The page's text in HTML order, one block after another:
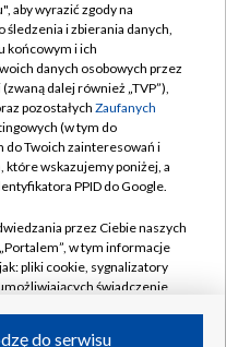
TVP
aby wyrazić zgody na
i zbierania danych,
końcowym i ich
danych osobowych przez
dalej również „TVP”),
pozostałych Zaufanych
(w tym do
do Twoich zainteresowań i
które wskazujemy poniżej, a
PPID do Google.
przez Ciebie naszych
w tym informacje
pliki cookie, sygnalizatory
świadczenie
do serwisu